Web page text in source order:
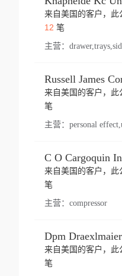
来自美国的客户，此
12 笔
主营：
来自美国的客户，此
笔
主营：
C O Cargoquin
来自美国的客户，此
笔
主营： compressor
来自美国的客户，此
笔